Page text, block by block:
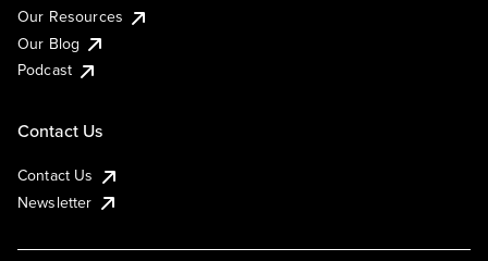
Our Resources
Our Blog
Podcast
Contact Us
Contact Us
Newsletter